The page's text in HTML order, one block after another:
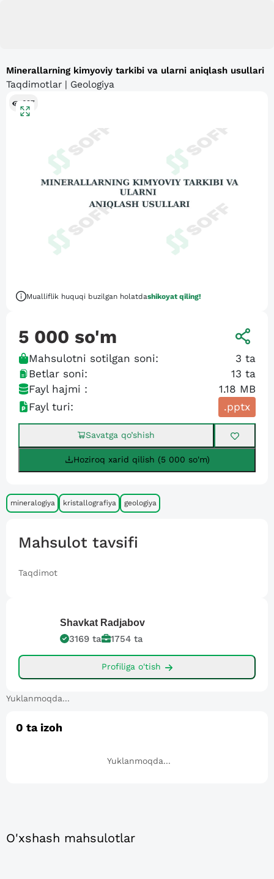
Minerallarning kimyoviy tarkibi va ularni aniqlash usullari
Taqdimotlar | Geologiya
697
Mualliflik huquqi buzilgan holatdashikoyat qiling!
5 000 so'm
Mahsulotni sotilgan soni: 3 ta
Betlar soni:
13 ta
Fayl hajmi :
1.18 MB
Fayl turi:
.pptx
Savatga qo’shish
Hoziroq xarid qilish (5 000 so'm)
mineralogiya kristallografiya geologiya
Mahsulot tavsifi
Taqdimot
Shavkat Radjabov
3169 ta 1754 ta
Profiliga o'tish
Yuklanmoqda...
0 ta izoh
Yuklanmoqda...
O'xshash mahsulotlar